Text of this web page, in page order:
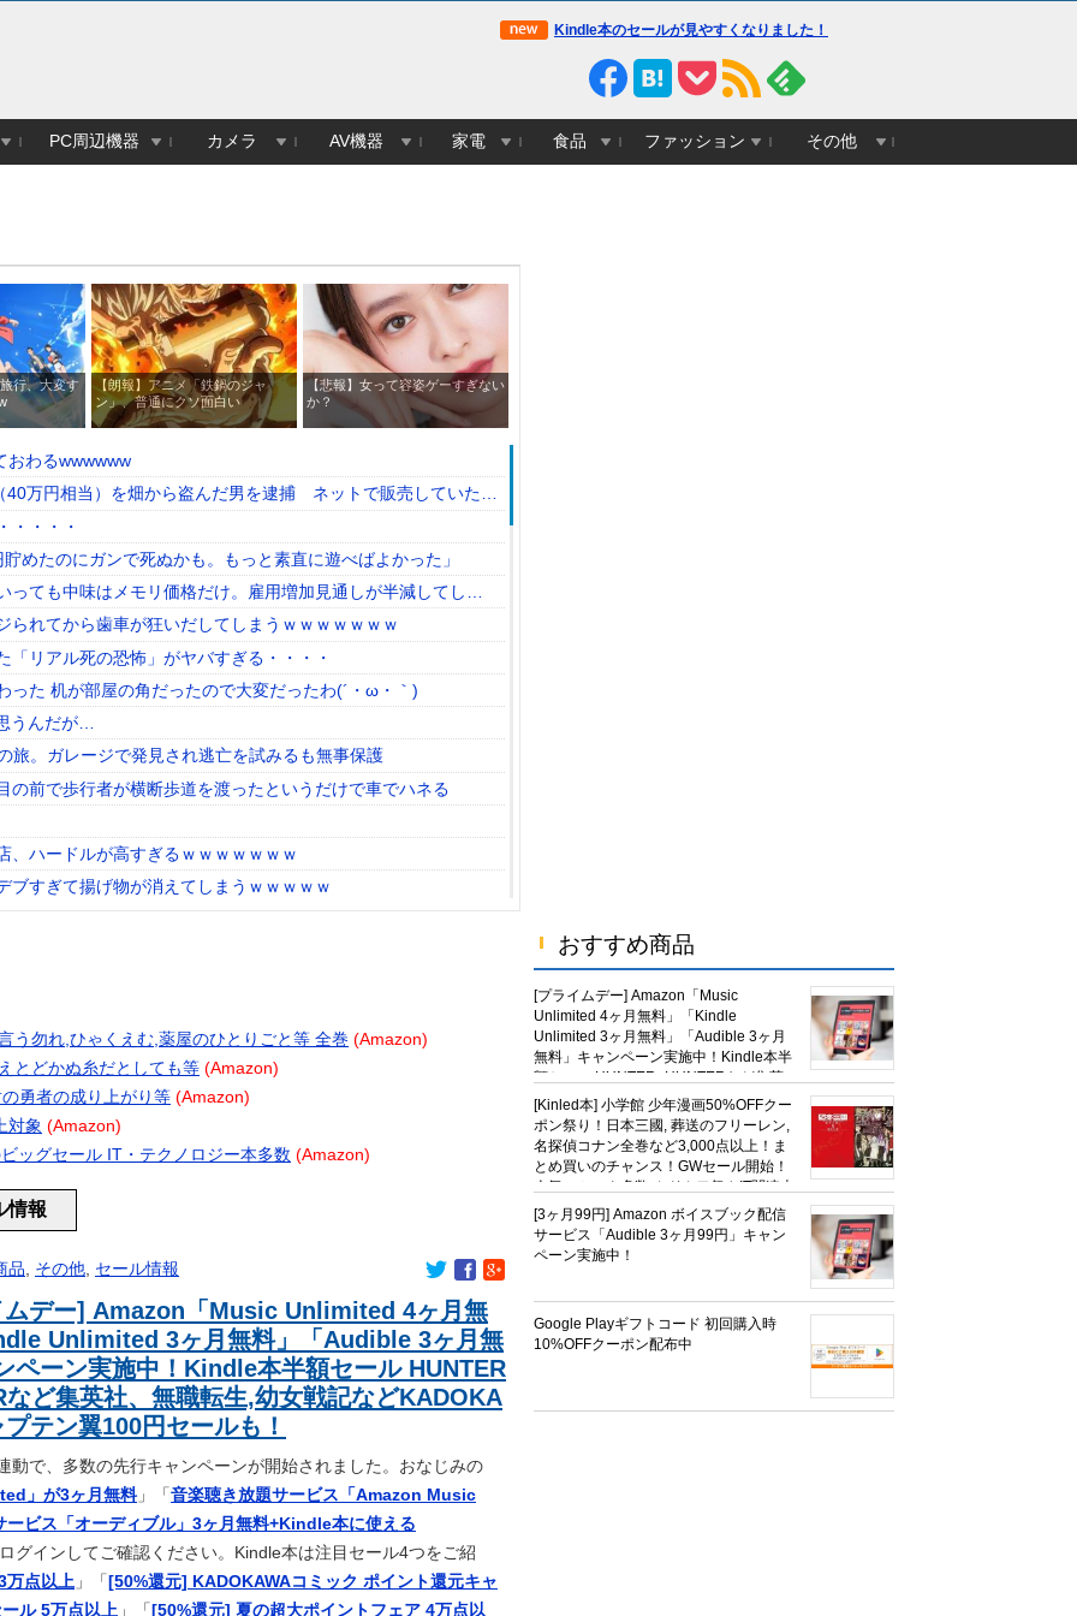
Kindle本のセールが見やすくなりました！
PC周辺機器 カメラ AV機器 家電 食品 ファッション その他
行、大変す
【朗報】アニメ「鉄鍋のジャ
ン」、普通にクソ面白い
【悲報】女って容姿ゲーすぎない
か？
おわるwwwwww
40万円相当）を畑から盗んだ男を逮捕 ネットで販売していた模
・・・・
めたのにガンで死ぬかも。もっと素直に遊べばよかった」
っても中味はメモリ価格だけ。雇用増加見通しが半減してしま
況っすね
られてから歯車が狂いだしてしまうｗｗｗｗｗｗｗ
リアル死の恐怖」がヤバすぎる・・・・
った 机が部屋の角だったので大変だったわ(´・ω・｀)
うんだが…
旅。ガレージで発見され逃亡を試みるも無事保護
の前で歩行者が横断歩道を渡ったというだけで車でハネる
、ハードルが高すぎるｗｗｗｗｗｗｗ
ブすぎて揚げ物が消えてしまうｗｗｗｗｗ
ます」
対派の若者にブチギレ「差別するなんて最低だ！」 → スタジオ
るが妥協だとしてもAAxはやめたほうがいいな…
トンデモナイことになってる・・・
に上陸した某料理店に批判殺到、鹿児島の養鶏家とタッグを
俺(22)「ウソつけ、独身楽しいだろｗ」→俺(45)現在「…」
匹を超えるポケモンたちが暮らす世界が凄かった
議会「海外視察費」公表…
、57歳の現在にスタジオ衝撃「信じられない」「やっぱすご
すめのおつまに
！中国人「尊敬に値する」「中国に彼のような使命感を持つ
組むべき？
ｗｗｗｗ
う勿れ,ひゃくえむ,薬屋のひとりごと等 全巻 (Amazon)
とどかぬ糸だとしても等 (Amazon)
勇者の成り上がり等 (Amazon)
対象 (Amazon)
ッグセール IT・テクノロジー本多数 (Amazon)
情報
品, その他, セール情報
ムデー] Amazon「Music Unlimited 4ヶ月無
Unlimited 3ヶ月無料」「Audible 3ヶ月無
ペーン実施中！Kindle本半額セール HUNTER
など集英社、無職転生,幼女戦記などKADOKA
テン翼100円セールも！
動で、多数の先行キャンペーンが開始されました。おなじみの
」が3ヶ月無料」「 音楽聴き放題サービス「Amazon Music
ービス「オーディブル」3ヶ月無料+Kindle本に使える
グインしてご確認ください。Kindle本は注目セール4つをご紹
万点以上 」「 [50%還元] KADOKAWAコミック ポイント還元キャ
ル 5万点以上 」「 [50%還元] 夏の超大ポイントフェア 4万点以
おすすめ商品
[プライムデー] Amazon「Music
Unlimited 4ヶ月無料」「Kindle
Unlimited 3ヶ月無料」「Audible 3ヶ月
無料」キャンペーン実施中！Kindle本半
額セール HUNTER×HUNTERなど集英
社、無職転生,幼女戦記など
KADOKAWA、キャプテン翼100円セー
ルも！
[Kinled本] 小学館 少年漫画50%OFFクー
ポン祭り！日本三國, 葬送のフリーレン,
名探偵コナン全巻など3,000点以上！ま
とめ買いのチャンス！GWセール開始！
人気コミック多数 カドカワ祭やIT関連本
がセールに！
[3ヶ月99円] Amazon ボイスブック配信
サービス「Audible 3ヶ月99円」キャン
ペーン実施中！
Google Playギフトコード 初回購入時
10%OFFクーポン配布中